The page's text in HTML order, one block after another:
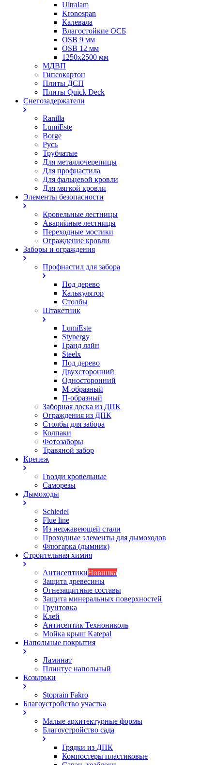
Ultralam
Kronospan
Калевала
Влагостойкие ОСБ
OSB 9 мм
OSB 12 мм
1250х2500 мм
МДВП
Гипсокартон
Плиты ДСП
Плиты Quick Deck
Снегозадержатели
Ranilla
LumiEste
Borge
Русь
Трубчатые
Для металлочерепицы
Для профнастила
Для фальцевой кровли
Для мягкой кровли
Элементы безопасности
Кровельные лестницы
Аварийные лестницы
Переходные мостики
Ограждение кровли
Заборы и ограждения
Профнастил для забора
Под дерево
Калькулятор
Столбы
Штакетник
LumiEste
Stynergy
Гранд лайн
Steelx
Под дерево
Двухсторонний
Односторонний
М-образный
П-образный
Заборная доска из ДПК
Ограждения из ДПК
Столбы для забора
Колпаки
Фотозаборы
Травяной забор
Крепеж
Гвозди кровельные
Саморезы
Дымоходы
Schiedel
Flue line
Из нержавеющей стали
Проходные элементы для дымоходов
Флюгарка (дымник)
Строительная химия
АнтисептикиНовинка
Защита древесины
Огнезащитные составы
Защита минеральных поверхностей
Грунтовка
Клей
Антисептик Технониколь
Мойка крыш Katepal
Напольные покрытия
Ламинат
Плинтус напольный
Козырьки
Stoprain Fakro
Благоустройство участка
Малые архитектурные формы
Благоустройство сада
Грядки из ДПК
Компостеры пластиковые